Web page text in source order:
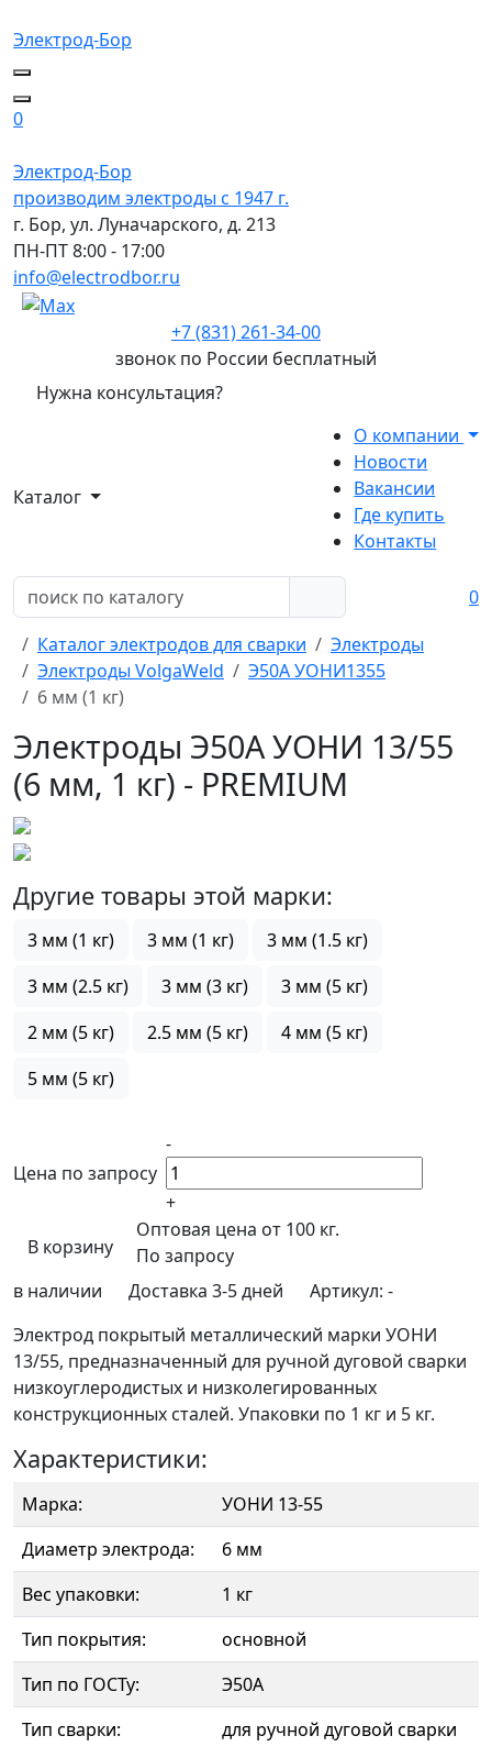
Электрод-Бор
0
Электрод-Бор
производим электроды с 1947 г.
г. Бор, ул. Луначарского, д. 213
ПН-ПТ 8:00 - 17:00
info@electrodbor.ru
+7 (831) 261-34-00
звонок по России бесплатный
Нужна консультация?
Каталог
О компании
Новости
Вакансии
Где купить
Контакты
0
Каталог электродов для сварки
Электроды
Электроды VolgaWeld
Э50А УОНИ1355
6 мм (1 кг)
Электроды Э50А УОНИ 13/55
(6 мм, 1 кг) - PREMIUM
Другие товары этой марки:
3 мм (1 кг) 3 мм (1 кг)
3 мм (1.5 кг)
3 мм (2.5 кг)
3 мм (3 кг)
3 мм (5 кг)
2 мм (5 кг)
2.5 мм (5 кг)
4 мм (5 кг)
5 мм (5 кг)
Цена по запросу
-
+
В корзину
Оптовая цена от 100 кг.
По запросу
в наличии
Доставка 3-5 дней Артикул: -
Электрод покрытый металлический марки УОНИ
13/55, предназначенный для ручной дуговой сварки
низкоуглеродистых и низколегированных
конструкционных сталей. Упаковки по 1 кг и 5 кг.
Характеристики:
Марка:
УОНИ 13-55
Диаметр электрода:
6 мм
Вес упаковки:
1 кг
Тип покрытия:
основной
Тип по ГОСТу:
Э50А
Тип сварки:
для ручной дуговой сварки